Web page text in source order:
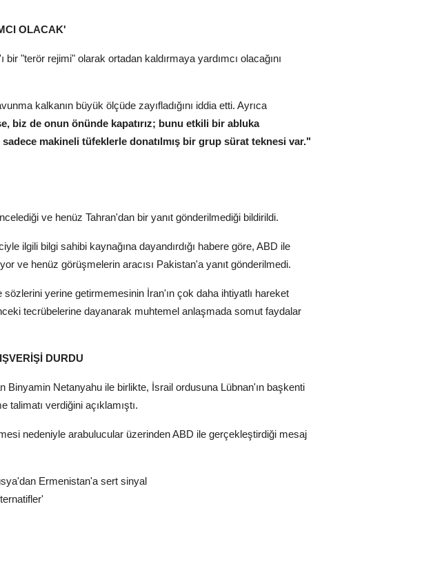
OLACAK'
"terör rejimi" olarak ortadan kaldırmaya yardımcı olacağını
kalkanın büyük ölçüde zayıfladığını iddia etti. Ayrıca
biz de onun önünde kapatırız; bunu etkili bir abluka
makineli tüfeklerle donatılmış bir grup sürat teknesi var."
ve henüz Tahran'dan bir yanıt gönderilmediği bildirildi.
ilgili bilgi sahibi kaynağına dayandırdığı habere göre, ABD ile
ve henüz görüşmelerin aracısı Pakistan'a yanıt gönderilmedi.
yerine getirmemesinin İran'ın çok daha ihtiyatlı hareket
tecrübelerine dayanarak muhtemel anlaşmada somut faydalar
DURDU
Binyamin Netanyahu ile birlikte, İsrail ordusuna Lübnan'ın başkenti
talimatı verdiğini açıklamıştı.
nedeniyle arabulucular üzerinden ABD ile gerçekleştirdiği mesaj
Ermenistan'a sert sinyal